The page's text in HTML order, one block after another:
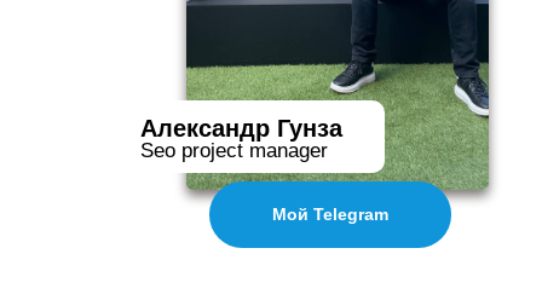
Мой Telegram
Александр Гунза
Seo project manager